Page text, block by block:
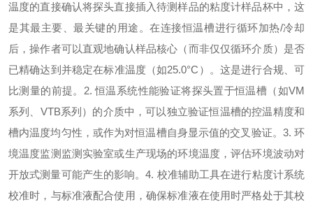
温度的直接确认将探头直接插入待测样品的粘度计样品杯中，这
是其最主要、最关键的用途。在连接恒温槽进行循环加热/冷却
后，操作者可以直观地确认样品核心（而非仅仅循环介质）是否
已精确达到并稳定在标准温度（如25.0°C）。这是进行合规、可
比测量的前提。2. 恒温系统性能验证将探头置于恒温槽（如VM
系列、VTB系列）的介质中，可以独立验证恒温槽的控温精度和
槽内温度均匀性，或作为对恒温槽自身显示值的交叉验证。3. 环
境温度监测监测实验室或生产现场的环境温度，评估环境波动对
开放式测量可能产生的影响。4. 校准辅助工具在进行粘度计系统
校准时，与标准液配合使用，确保标准液在使用时严格处于其校